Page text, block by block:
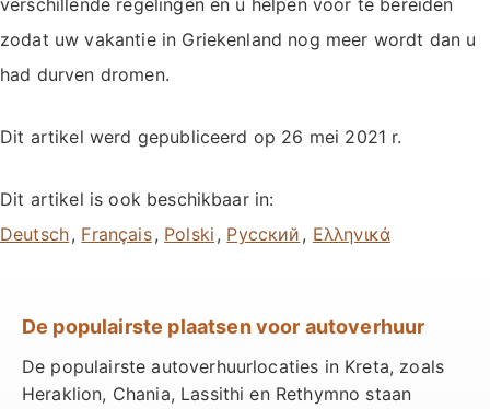
verschillende regelingen en u helpen voor te bereiden
zodat uw vakantie in Griekenland nog meer wordt dan u
had durven dromen.
Dit artikel werd gepubliceerd op 26 mei 2021 r.
Dit artikel is ook beschikbaar in:
,
, , ,
De populairste plaatsen voor autoverhuur
De populairste autoverhuurlocaties in Kreta, zoals
Heraklion, Chania, Lassithi en Rethymno staan